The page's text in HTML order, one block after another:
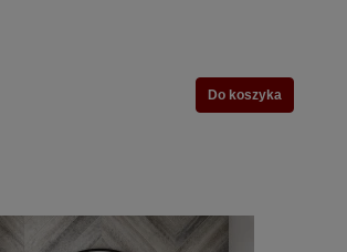
Do koszyka